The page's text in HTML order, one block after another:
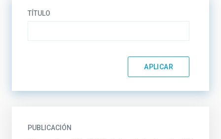
TÍTULO
PUBLICACIÓN